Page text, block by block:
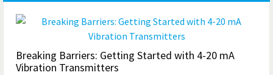
Breaking Barriers: Getting Started with 4-20 mA
Vibration Transmitters